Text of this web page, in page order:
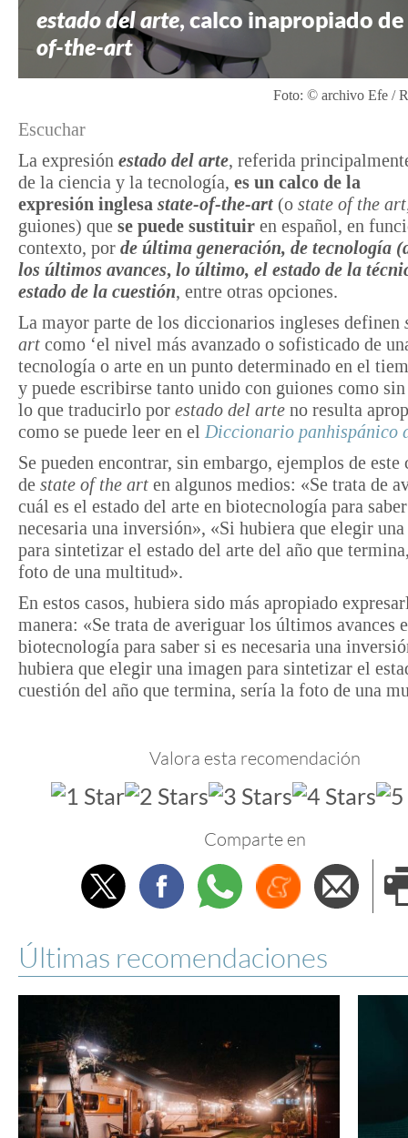
estado del arte, calco inapropiado de
of-the-art
Foto: © archivo Efe /
Escuchar
La expresión estado del arte, referida
de la ciencia y la tecnología, es un calco de la
expresión inglesa state-of-the-art (o state of the
guiones) que se puede sustituir en español, en
contexto, por de última generación, de tecnología
los últimos avances, lo último, el estado de la
estado de la cuestión, entre otras opciones.
La mayor parte de los diccionarios ingleses definen
art como ‘el nivel más avanzado o sofisticado de
tecnología o arte en un punto determinado en el
y puede escribirse tanto unido con guiones como
lo que traducirlo por estado del arte no resulta
como se puede leer en el Diccionario panhispánico
Se pueden encontrar, sin embargo, ejemplos de este
de state of the art en algunos medios: «Se trata de
cuál es el estado del arte en biotecnología para
necesaria una inversión», «Si hubiera que elegir
para sintetizar el estado del arte del año que
foto de una multitud».
En estos casos, hubiera sido más apropiado
manera: «Se trata de averiguar los últimos avances
biotecnología para saber si es necesaria una
hubiera que elegir una imagen para sintetizar el
cuestión del año que termina, sería la foto de una
Valora esta recomendación
Comparte en
TwitterFacebookWhatsappMenéame
Últimas recomendaciones